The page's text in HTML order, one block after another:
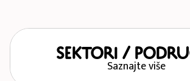
SEKTORI /
Saznajte više